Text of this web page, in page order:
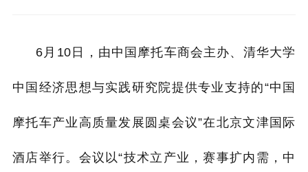
6月10日，由中国摩托车商会主办、清华大学
中国经济思想与实践研究院提供专业支持的“中国
摩托车产业高质量发展圆桌会议”在北京文津国际
酒店举行。会议以“技术立产业，赛事扩内需，中